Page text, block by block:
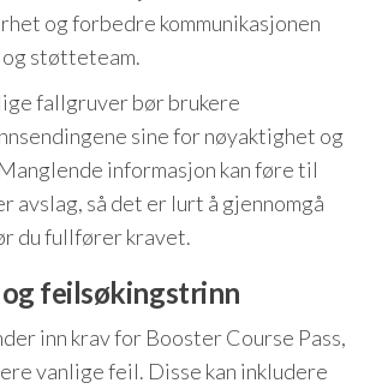
og forbedre kommunikasjonen
støtteteam.
fallgruver bør brukere
sine for nøyaktighet og
informasjon kan føre til
avslag, så det er lurt å gjennomgå
du fullfører kravet.
feilsøkingstrinn
inn krav for Booster Course Pass,
vanlige feil. Disse kan inkludere